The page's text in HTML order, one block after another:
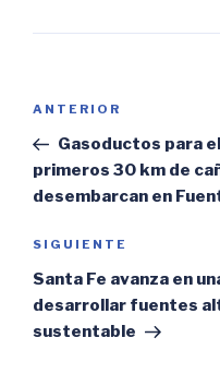
entradas
Entrada
anterior:
ANTERIOR
Gasoductos para
primeros 30 km de
desembarcan en
Siguiente
entrada
SIGUIENTE
Santa Fe avanza en
desarrollar fuentes
sustentable